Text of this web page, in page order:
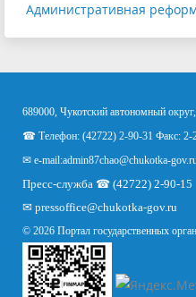
Административная
689000, Чукотский автономный
☎ Телефон: (42722) 2-90-31 Факс: 2-
✉ e-mail:admin87chao@chukotka-
Пресс-служба ☎ (42722) 2-90-15
✉ pressoffice@chukotka-gov.ru
© 2026 Портал государственных